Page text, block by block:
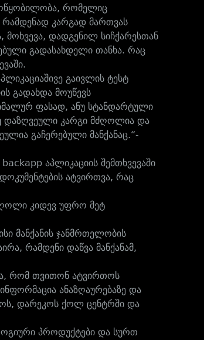
რომელიც
რამდენად კარგად მართვას
დადგენილ სიჩქარესთან
გადასახდელი თანხა. რაც
გაივლის ტესტ
გადახდა მოუწევს
ფასად, ანუ სტანდარტული
დაზღვეული კარგი მძღოლია და
გაჩერებული მანქანაც.“-
აპლიკაციის შემთხვევაში
ატვირთვა, რაც
კიდევ უფრო მეტ
მანქანის ჯანმრთელობის
რამდენი დაწვა მანქანამ,
რომ თვითონ ატვირთოს
ანაზღაურებაზე და
დარეკოს ქოლ ცენტრში და
პროდუქტები და სურთ